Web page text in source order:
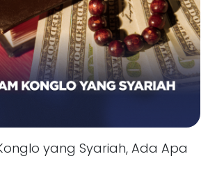
yang Syariah, Ada Apa